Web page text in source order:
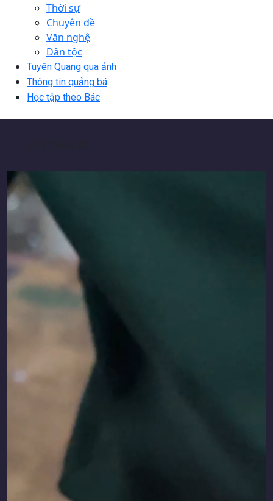
Thời sự
Chuyên đề
Văn nghệ
Dân tộc
Tuyên Quang qua ảnh
Thông tin quảng bá
Học tập theo Bác